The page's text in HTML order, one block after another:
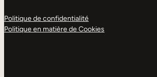
Politique de confidentialité
Politique en matière de Cookies